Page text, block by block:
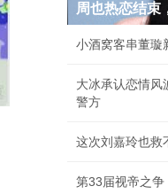
周也热恋结束
小酒窝客串董璇
大冰承认恋情风
警方
这次刘嘉玲也救
第33届视帝之争